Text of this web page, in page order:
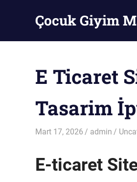
Çocuk Giyim
E Ticaret
Tasarim
Mart 17, 2026 admin
E-ticaret